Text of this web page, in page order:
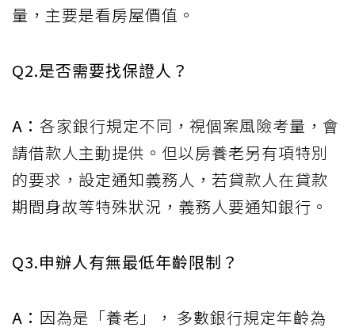
量，主要是看房屋價值。
Q2.是否需要找保證人？
A： 各家銀行規定不同，視個案風險考量，會
請借款人主動提供。但以房養老另有項特別
的要求，設定通知義務人，若貸款人在貸款
期間身故等特殊狀況，義務人要通知銀行。
Q3.申辦人有無最低年齡限制？
A： 因為是「養老」， 多數銀行規定年齡為